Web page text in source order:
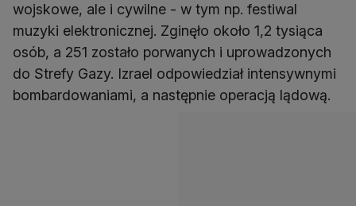
wojskowe, ale i cywilne - w tym np. festiwal
muzyki elektronicznej. Zginęło około 1,2 tysiąca
osób, a 251 zostało porwanych i uprowadzonych
do Strefy Gazy. Izrael odpowiedział intensywnymi
bombardowaniami, a następnie operacją lądową.